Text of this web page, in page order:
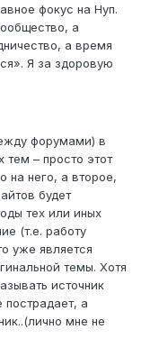
фокус на Нуп.
а
а время
Я за здоровую
форумами) в
тем – просто этот
на него, а второе,
будет
тех или иных
(т.е. работу
уже является
темы. Хотя
источник
пострадает, а
мне не